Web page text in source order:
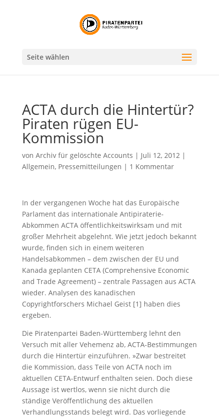
Seite wählen
ACTA durch die Hintertür?
Piraten rügen EU-
Kommission
von Archiv für gelöschte Accounts | Juli 12, 2012|
Allgemein, Pressemitteilungen | 1 Kommentar
In der vergangenen Woche hat das Europäische
Parlament das internationale Antipiraterie-
Abkommen ACTA öffentlichkeitswirksam und mit
großer Mehrheit abgelehnt. Wie jetzt jedoch bekannt
wurde, finden sich in einem weiteren
Handelsabkommen – dem zwischen der EU und
Kanada geplanten CETA (Comprehensive Economic
and Trade Agreement) – zentrale Passagen aus ACTA
wieder. Analysen des kanadischen
Copyrightforschers Michael Geist [1] haben dies
ergeben.
Die Piratenpartei Baden-Württemberg lehnt den
Versuch mit aller Vehemenz ab, ACTA-Bestimmungen
durch die Hintertür einzuführen. »Zwar bestreitet
die Kommission, dass Teile von ACTA noch im
aktuellen CETA-Entwurf enthalten seien. Doch diese
Aussage ist wertlos, wenn sie nicht durch die
ständige Veröffentlichung des aktuellen
Verhandlungsstands belegt wird. Das vorliegende